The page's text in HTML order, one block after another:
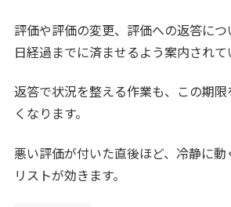
評価や評価の変更、評価への返答に
日経過までに済ませるよう案内されて
返答で状況を整える作業も、この期
くなります。
悪い評価が付いた直後ほど、冷静に
リストが効きます。